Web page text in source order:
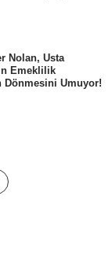
Nolan, Usta
Emeklilik
Dönmesini Umuyor!